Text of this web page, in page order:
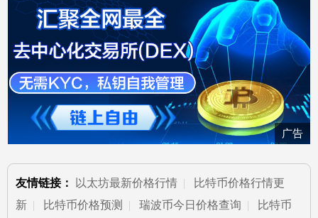
广告
友情链接： 以太坊最新价格行情 | 比特币价格行情更
新 | 比特币价格预测 |瑞波币今日价格查询 | 比特币